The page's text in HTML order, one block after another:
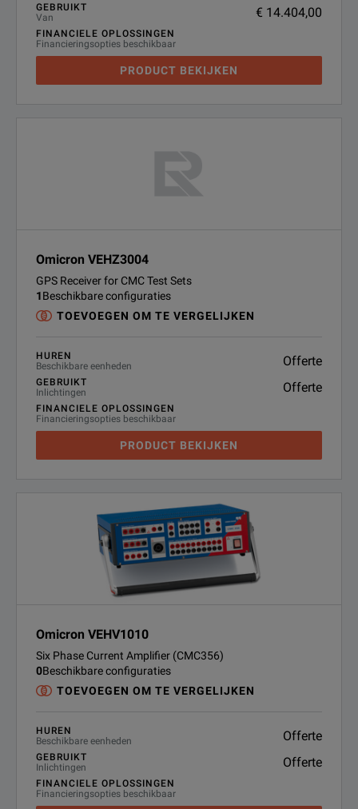
GEBRUIKT
Van
€ 14.404,00
FINANCIELE OPLOSSINGEN
Financieringsopties beschikbaar
PRODUCT BEKIJKEN
Omicron VEHZ3004
GPS Receiver for CMC Test Sets
1Beschikbare configuraties
TOEVOEGEN OM TE VERGELIJKEN
HUREN
Beschikbare eenheden
Offerte
GEBRUIKT
Inlichtingen
Offerte
FINANCIELE OPLOSSINGEN
Financieringsopties beschikbaar
PRODUCT BEKIJKEN
Omicron VEHV1010
Six Phase Current Amplifier (CMC356)
0Beschikbare configuraties
TOEVOEGEN OM TE VERGELIJKEN
HUREN
Beschikbare eenheden
Offerte
GEBRUIKT
Inlichtingen
Offerte
FINANCIELE OPLOSSINGEN
Financieringsopties beschikbaar